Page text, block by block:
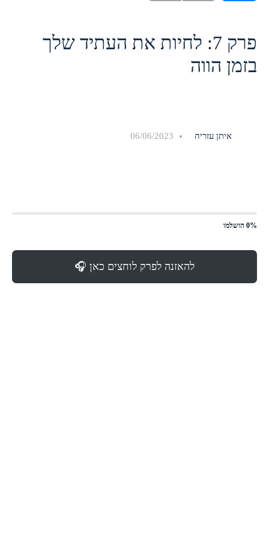
פרק 7: לחיות את העתיד שלך
בזמן הווה
איתן עזריה 06/06/2023
0% הושלמו
להאזנה לפרק לוחצים כאן 🎧